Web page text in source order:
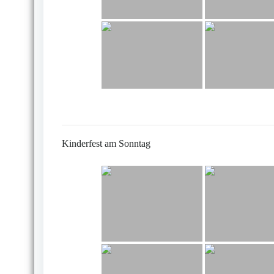
Kinderfest am Sonntag